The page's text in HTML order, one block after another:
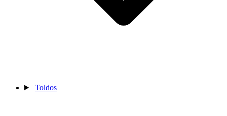
Toldos